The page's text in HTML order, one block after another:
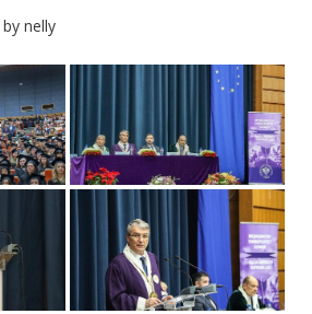
by nelly